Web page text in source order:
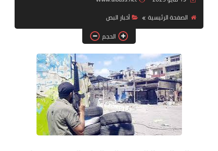
الصفحة الرئيسية
أخبار البص
الحجم